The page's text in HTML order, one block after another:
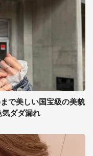
で美しい国宝級の美貌
気ダダ漏れ